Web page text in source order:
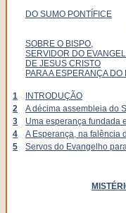
DO SUMO PONTÍFICE
SOBRE O BISPO,
SERVIDOR DO
DE JESUS CRISTO
PARA A ESPERANÇA DO
1
INTRODUÇÃO
2
A décima assembleia do
3
Uma esperança fundada
4
A Esperança, na falência
5
Servos do Evangelho